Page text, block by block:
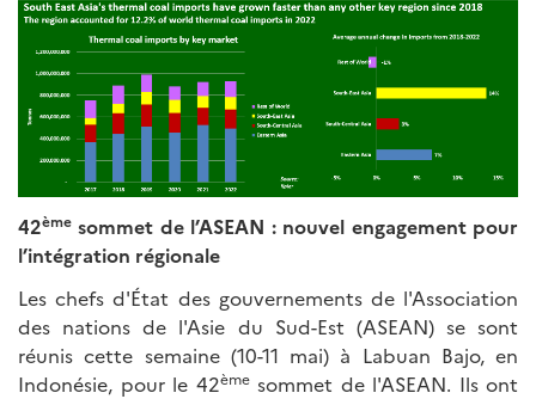
42ème sommet de l’ASEAN : nouvel engagement pour
l’intégration régionale
Les chefs d'État des gouvernements de l'Association
des nations de l'Asie du Sud-Est (ASEAN) se sont
réunis cette semaine (10-11 mai) à Labuan Bajo, en
Indonésie, pour le 42èmesommet de l'ASEAN. Ils ont